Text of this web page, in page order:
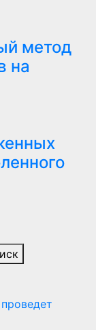
метод
на